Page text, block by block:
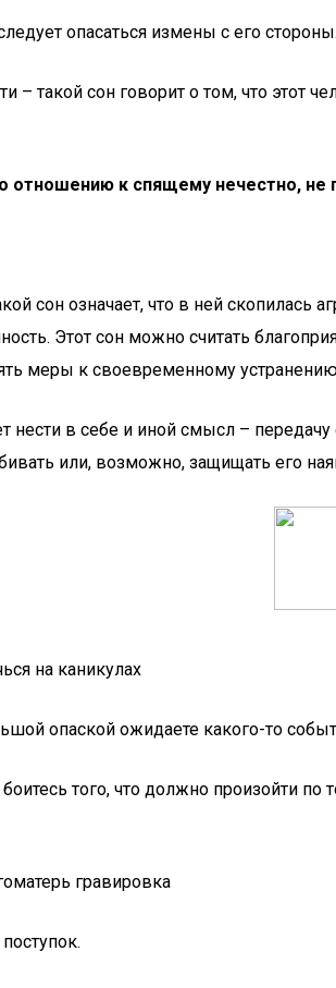
опасаться измены с его
– такой сон говорит о том, что этот
отношению к спящему нечестно,
сон означает, что в ней скопилась
Этот сон можно считать
меры к своевременному
в себе и иной смысл –
или, возможно, защищать его
на каникулах
опаской ожидаете какого-то
того, что должно произойти
гравировка